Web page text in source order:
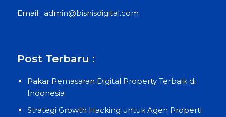
Email : admin@bisnisdigital.com
Post Terbaru :
Pakar Pemasaran Digital Property Terbaik di
Indonesia
Strategi Growth Hacking untuk Agen Properti